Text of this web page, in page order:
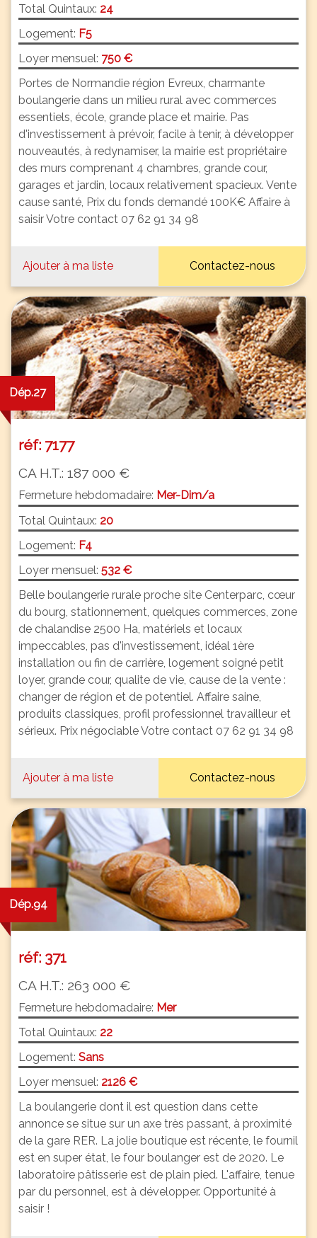
Total Quintaux: 24
Logement: F5
Loyer mensuel: 750 €
Portes de Normandie région Evreux, charmante
boulangerie dans un milieu rural avec commerces
essentiels, école, grande place et mairie. Pas
d'investissement à prévoir, facile à tenir, à développer
nouveautés, à redynamiser, la mairie est propriétaire
des murs comprenant 4 chambres, grande cour,
garages et jardin, locaux relativement spacieux. Vente
cause santé, Prix du fonds demandé 100K€ Affaire à
saisir Votre contact 07 62 91 34 98
Ajouter à ma liste Contactez-nous
Dép.27
réf: 7177
CA H.T.: 187 000 €
Fermeture hebdomadaire: Mer-Dim/a
Total Quintaux: 20
Logement: F4
Loyer mensuel: 532 €
Belle boulangerie rurale proche site Centerparc, cœur
du bourg, stationnement, quelques commerces, zone
de chalandise 2500 Ha, matériels et locaux
impeccables, pas d'investissement, idéal 1ère
installation ou fin de carrière, logement soigné petit
loyer, grande cour, qualite de vie, cause de la vente :
changer de région et de potentiel. Affaire saine,
produits classiques, profil professionnel travailleur et
sérieux. Prix négociable Votre contact 07 62 91 34 98
Ajouter à ma liste Contactez-nous
Dép.94
réf: 371
CA H.T.: 263 000 €
Fermeture hebdomadaire: Mer
Total Quintaux: 22
Logement: Sans
Loyer mensuel: 2126 €
La boulangerie dont il est question dans cette
annonce se situe sur un axe très passant, à proximité
de la gare RER. La jolie boutique est récente, le fournil
est en super état, le four boulanger est de 2020. Le
laboratoire pâtisserie est de plain pied. L'affaire, tenue
par du personnel, est à développer. Opportunité à
saisir !